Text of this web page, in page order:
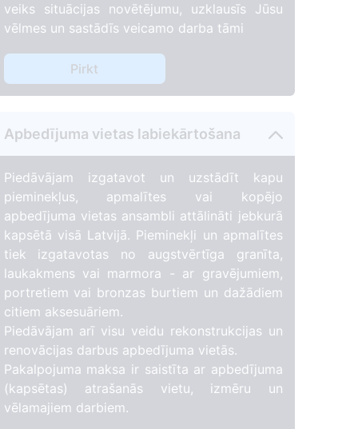
veiks situācijas novētējumu, uzklausīs Jūsu
vēlmes un sastādīs veicamo darba tāmi
Pirkt
Apbedījuma vietas labiekārtošana
Piedāvājam izgatavot un uzstādīt kapu
pieminekļus, apmalītes vai kopējo
apbedījuma vietas ansambli attālināti jebkurā
kapsētā visā Latvijā. Pieminekļi un apmalītes
tiek izgatavotas no augstvērtīga granīta,
laukakmens vai marmora - ar gravējumiem,
portretiem vai bronzas burtiem un dažādiem
citiem aksesuāriem.
Piedāvājam arī visu veidu rekonstrukcijas un
renovācijas darbus apbedījuma vietās.
Pakalpojuma maksa ir saistīta ar apbedījuma
(kapsētas) atrašanās vietu, izmēru un
vēlamajiem darbiem.